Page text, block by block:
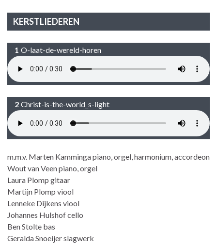
KERSTLIEDEREN
O-laat-de-wereld-horen
Christ-is-the-world_s-light
m.m.v. Marten Kamminga piano, orgel, harmonium, accordeon
Wout van Veen piano, orgel
Laura Plomp gitaar
Martijn Plomp viool
Lenneke Dijkens viool
Johannes Hulshof cello
Ben Stolte bas
Geralda Snoeijer slagwerk